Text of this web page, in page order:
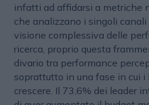
infatti ad affidarsi a metriche
che analizzano i singoli
visione complessiva delle
ricerca, proprio questa
divario tra performance
soprattutto in una fase in cui
crescere. Il 73,6% dei leader